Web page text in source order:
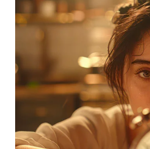
aplicar
a
na
cultura
organizacional?